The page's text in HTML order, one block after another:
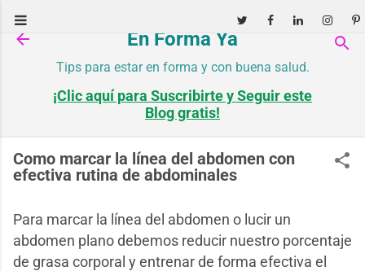
Ir al contenido principal
En Forma Ya
Tips para estar en forma y con buena salud.
¡Clic aquí para Suscribirte y Seguir este
Blog gratis!
Como marcar la línea del abdomen con
efectiva rutina de abdominales
Para marcar la línea del abdomen o lucir un
abdomen plano debemos reducir nuestro porcentaje
de grasa corporal y entrenar de forma efectiva el